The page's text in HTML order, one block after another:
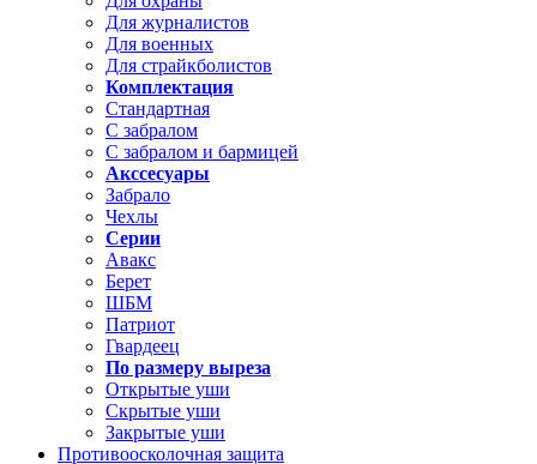
Для журналистов
Для военных
Для страйкболистов
Комплектация
Стандартная
С забралом
С забралом и бармицей
Акссесуары
Забрало
Чехлы
Серии
Авакс
Берет
ШБМ
Патриот
Гвардеец
По размеру выреза
Открытые уши
Скрытые уши
Закрытые уши
Противоосколочная защита